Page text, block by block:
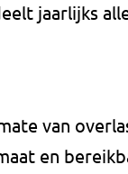
jaarlijks
van
en